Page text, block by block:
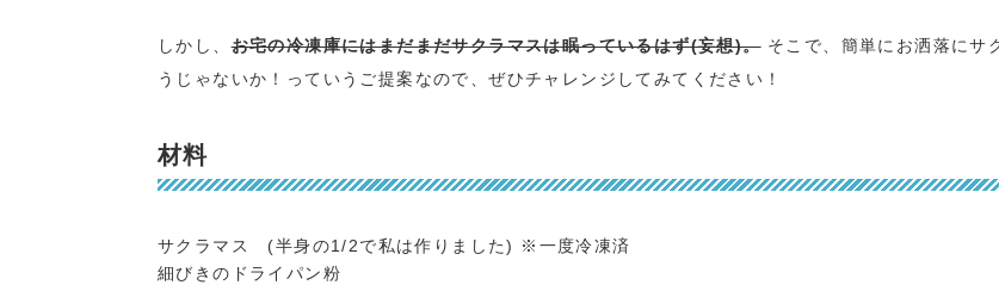
しかし、お宅の冷凍庫にはまだまだサクラマスは眠っているはず(妄想)。そこで、簡単にお洒落にサ
うじゃないか！っていうご提案なので、ぜひチャレンジしてみてください！
材料
サクラマス (半身の1/2で私は作りました) ※一度冷凍済
細びきのドライパン粉